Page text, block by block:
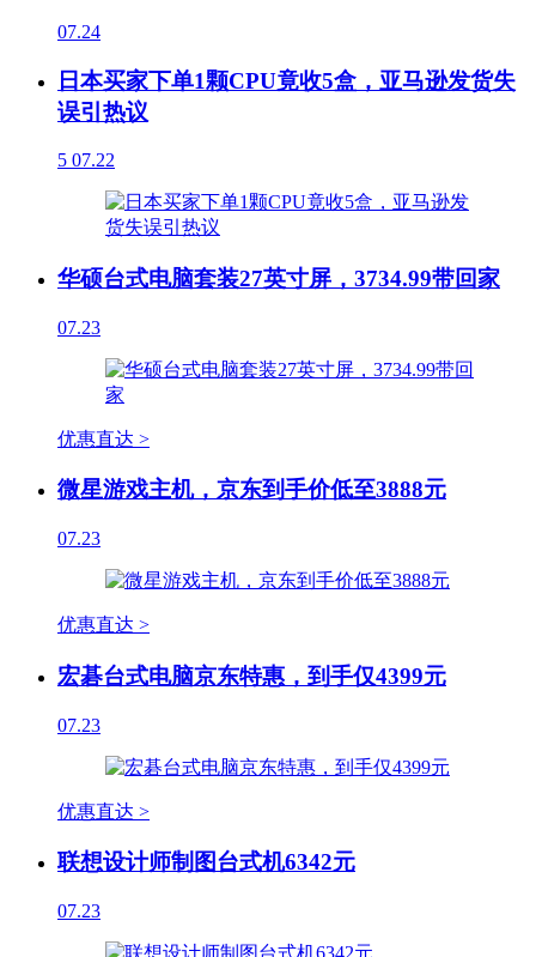
07.24
日本买家下单1颗CPU竟收5盒，亚马逊发货失
误引热议
5 07.22
华硕台式电脑套装27英寸屏，3734.99带回家
07.23
优惠直达 >
微星游戏主机，京东到手价低至3888元
07.23
优惠直达 >
宏碁台式电脑京东特惠，到手仅4399元
07.23
优惠直达 >
联想设计师制图台式机6342元
07.23